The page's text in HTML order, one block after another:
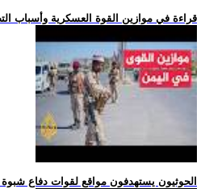
.. قراءة في موازين القوة العسكرية وأسباب
.. الحوثيون يستهدفون مواقع لقوات دفاع